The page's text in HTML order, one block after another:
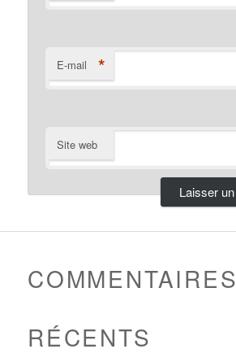
E-mail *
Site web
COMMENTAIRES
RÉCENTS